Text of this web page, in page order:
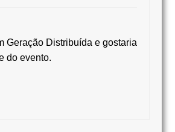
Geração Distribuída e gostaria
do evento.